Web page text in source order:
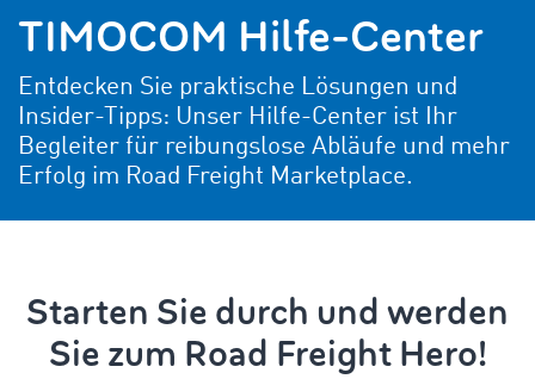
TIMOCOM Hilfe-Center
Entdecken Sie praktische Lösungen und
Insider-Tipps: Unser Hilfe-Center ist Ihr
Begleiter für reibungslose Abläufe und mehr
Erfolg im Road Freight Marketplace.
Starten Sie durch und werden
Sie zum Road Freight Hero!